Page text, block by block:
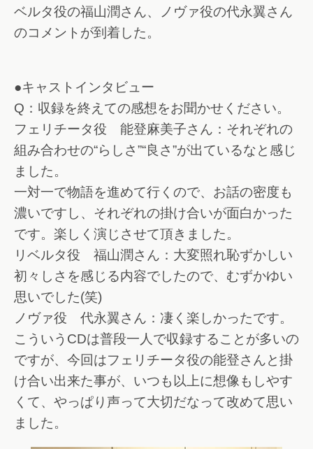
ベルタ役の福山潤さん、ノヴァ役の代永翼さん
のコメントが到着した。
●キャストインタビュー
Q：収録を終えての感想をお聞かせください。
フェリチータ役 能登麻美子さん：それぞれの
組み合わせの“らしさ”“良さ”が出ているなと感じ
ました。
一対一で物語を進めて行くので、お話の密度も
濃いですし、それぞれの掛け合いが面白かった
です。楽しく演じさせて頂きました。
リベルタ役 福山潤さん：大変照れ恥ずかしい
初々しさを感じる内容でしたので、むずかゆい
思いでした(笑)
ノヴァ役 代永翼さん：凄く楽しかったです。
こういうCDは普段一人で収録することが多いの
ですが、今回はフェリチータ役の能登さんと掛
け合い出来た事が、いつも以上に想像もしやす
くて、やっぱり声って大切だなって改めて思い
ました。